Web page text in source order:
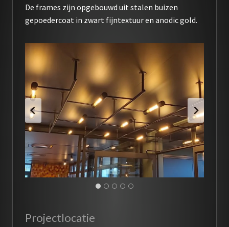
De frames zijn opgebouwd uit stalen buizen
gepoedercoat in zwart fijntextuur en anodic gold.
Projectlocatie